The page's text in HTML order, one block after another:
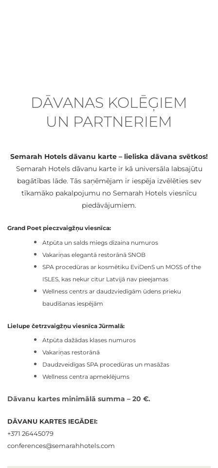
DĀVANAS KOLĒĢIEM
UN PARTNERIEM
Semarah Hotels dāvanu karte – lieliska dāvana svētkos!
Semarah Hotels dāvanu karte ir kā universāla labsajūtu
bagātības lāde. Tās saņēmējam ir iespēja izvēlēties sev
tīkamāko pakalpojumu no Semarah Hotels viesnīcu
piedāvājumiem.
Grand Poet pieczvaigžņu viesnīca:
Atpūta un salds miegs dizaina numuros
Vakariņas elegantā restorānā SNOB
SPA procedūras ar kosmētiku EviDenS un MOSS of the
ISLES, kas nekur citur Latvijā nav pieejamas
Wellness centrs ar daudzviedīgām ūdens prieku
baudīšanas iespējām
Lielupe četrzvaigžņu viesnīca Jūrmalā:
Atpūta dažādas klases numuros
Vakariņas restorānā
Daudzveidīgas SPA procedūras un masāžas
Wellness centra apmeklējums
Dāvanu kartes minimālā summa – 20 €.
DĀVANU KARTES IEGĀDEI:
+371 26445079
conferences@semarahhotels.com